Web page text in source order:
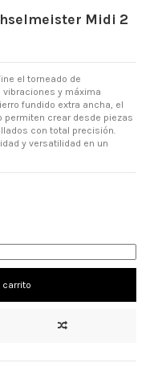
Midi 2
el torneado de
y máxima
fundido extra ancha, el
permiten crear desde piezas
con total precisión.
y versatilidad en un
carrito